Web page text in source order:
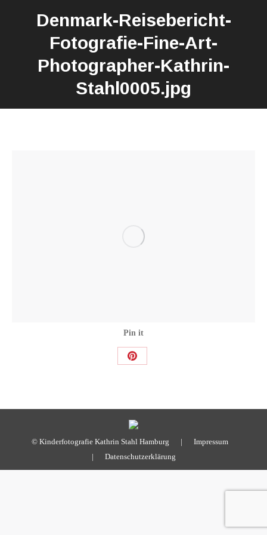
Denmark-Reisebericht-
Fotografie-Fine-Art-
Photographer-Kathrin-
Stahl0005.jpg
Pin it
Share
© Kinderfotografie Kathrin Stahl Hamburg | Impressum
| Datenschutzerklärung